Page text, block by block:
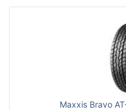
Maxxis Bravo